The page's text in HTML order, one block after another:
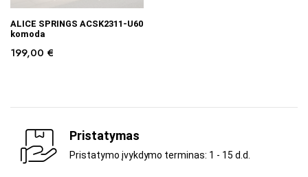
ALICE SPRINGS ACSK2311-U60
komoda
199,00 €
Pristatymas
Pristatymo įvykdymo terminas: 1 - 15 d.d.